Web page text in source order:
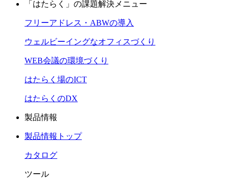
「はたらく」の課題解決メニュー
フリーアドレス・ABWの導入
ウェルビーイングなオフィスづくり
WEB会議の環境づくり
はたらく場のICT
はたらくのDX
製品情報
製品情報トップ
カタログ
ツール